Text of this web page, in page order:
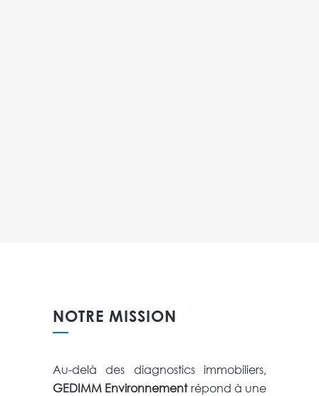
NOTRE MISSION
Au-delà des diagnostics immobiliers,
GEDIMM Environnementrépond à une